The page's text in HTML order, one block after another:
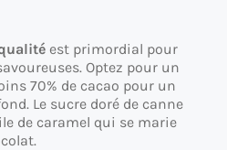
est primordial pour
Optez pour un
70% de cacao pour un
Le sucre doré de canne
de caramel qui se marie